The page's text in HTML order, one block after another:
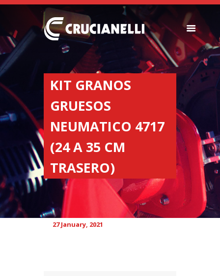
KIT GRANOS
GRUESOS
NEUMATICO 4717
(24 A 35 CM
TRASERO)
SEEDERS
FERTILIZER
SPREADERS
ABOUT US
DEALERSHIPS
NEWS
COMPANY
CONTACT
27 January, 2021